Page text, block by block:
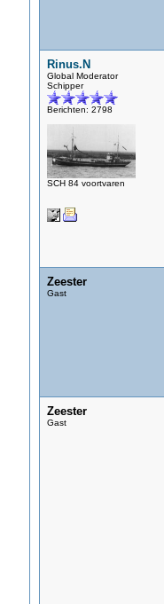
Rinus.N
Global Moderator
Schipper
Berichten: 2798
SCH 84 voortvaren
Zeester
Gast
Zeester
Gast